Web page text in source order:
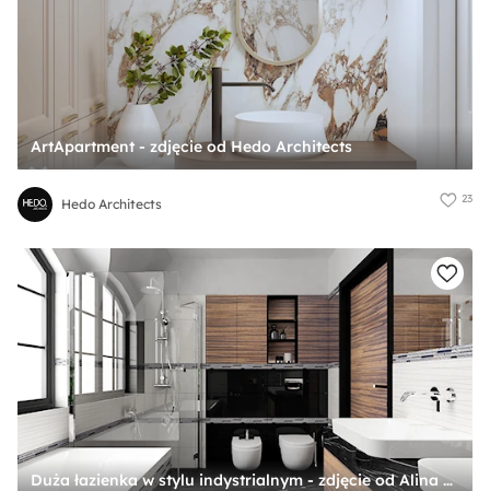
ArtApartment - zdjęcie od Hedo Architects
Hedo Architects 23
Duża łazienka w stylu indystrialnym - zdjęcie od Alina Badora Pracownia Architektury Wnętrz